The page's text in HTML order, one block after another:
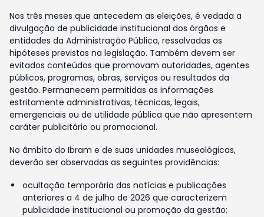
Nos três meses que antecedem as eleições, é vedada a
divulgação de publicidade institucional dos órgãos e
entidades da Administração Pública, ressalvadas as
hipóteses previstas na legislação. Também devem ser
evitados conteúdos que promovam autoridades, agentes
públicos, programas, obras, serviços ou resultados da
gestão. Permanecem permitidas as informações
estritamente administrativas, técnicas, legais,
emergenciais ou de utilidade pública que não apresentem
caráter publicitário ou promocional.
No âmbito do Ibram e de suas unidades museológicas,
deverão ser observadas as seguintes providências:
ocultação temporária das notícias e publicações
anteriores a 4 de julho de 2026 que caracterizem
publicidade institucional ou promoção da gestão;